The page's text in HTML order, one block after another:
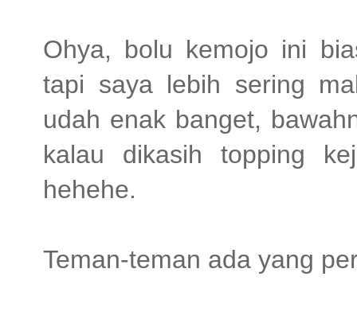
Ohya, bolu kemojo ini
tapi saya lebih sering
udah enak banget,
kalau dikasih topping
hehehe.
Teman-teman ada yang